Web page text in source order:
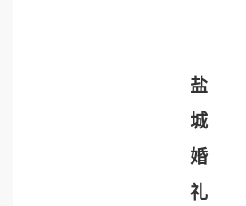
盐
城
婚
礼